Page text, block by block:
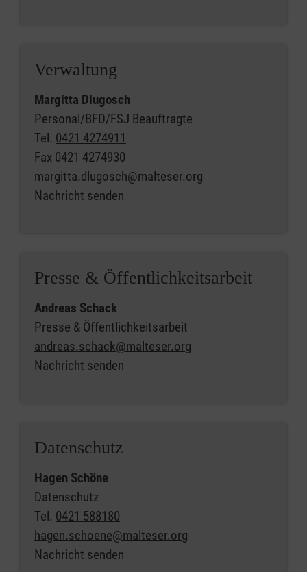
Verwaltung
Margitta Dlugosch
Personal/BFD/FSJ Beauftragte
Tel. 0421 4274911
Fax 0421 4274930
margitta.dlugosch@malteser.org
Nachricht senden
Presse & Öffentlichkeitsarbeit
Andreas Schack
Presse & Öffentlichkeitsarbeit
andreas.schack@malteser.org
Nachricht senden
Datenschutz
Hagen Schöne
Datenschutz
Tel. 0421 588180
hagen.schoene@malteser.org
Nachricht senden